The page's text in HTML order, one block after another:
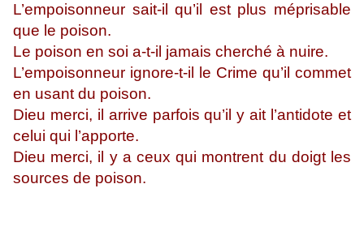
L’empoisonneur sait-il qu’il est plus méprisable
que le poison.
Le poison en soi a-t-il jamais cherché à nuire.
L’empoisonneur ignore-t-il le Crime qu’il commet
en usant du poison.
Dieu merci, il arrive parfois qu’il y ait l’antidote et
celui qui l’apporte.
Dieu merci, il y a ceux qui montrent du doigt les
sources de poison.